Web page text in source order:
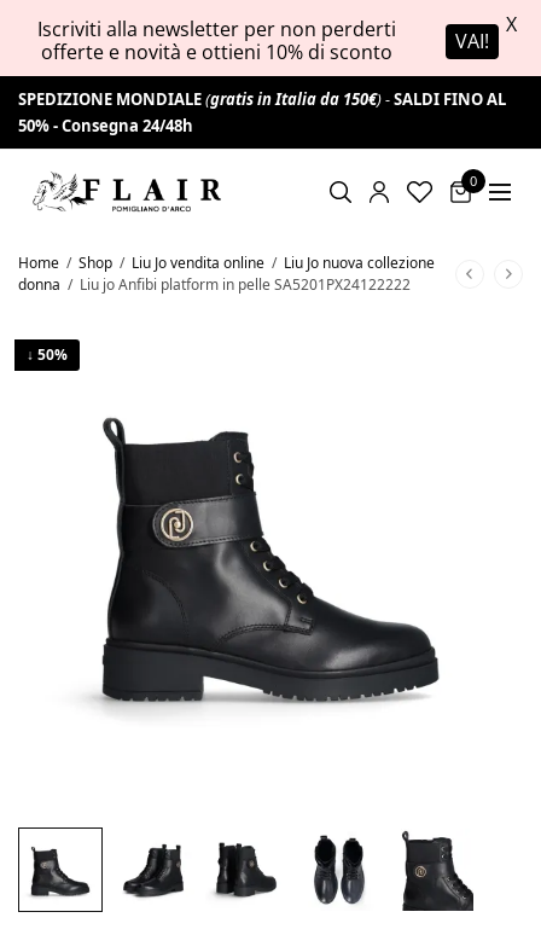
SPEDIZIONE MONDIALE(gratis in Italia da 150€) -SALDI FINO AL
50% -Consegna 24/48h
0
Home / Shop / Liu Jo vendita online / Liu Jo nuova collezione
donna / Liu jo Anfibi platform in pelle SA5201PX24122222
↓ 50%
Iscriviti alla newsletter per non perderti
offerte e novità e ottieni 10% di sconto
VAI!
X